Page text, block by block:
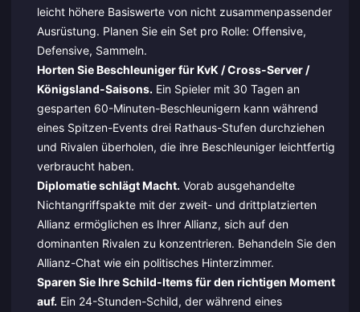
leicht höhere Basiswerte von nicht zusammenpassender
Ausrüstung. Planen Sie ein Set pro Rolle: Offensive,
Defensive, Sammeln.
Horten Sie Beschleuniger für KvK / Cross-Server /
Königsland-Saisons. Ein Spieler mit 30 Tagen an
gesparten 60-Minuten-Beschleunigern kann während
eines Spitzen-Events drei Rathaus-Stufen durchziehen
und Rivalen überholen, die ihre Beschleuniger leichtfertig
verbraucht haben.
Diplomatie schlägt Macht. Vorab ausgehandelte
Nichtangriffspakte mit der zweit- und drittplatzierten
Allianz ermöglichen es Ihrer Allianz, sich auf den
dominanten Rivalen zu konzentrieren. Behandeln Sie den
Allianz-Chat wie ein politisches Hinterzimmer.
Sparen Sie Ihre Schild-Items für den richtigen Moment
auf. Ein 24-Stunden-Schild, der während eines